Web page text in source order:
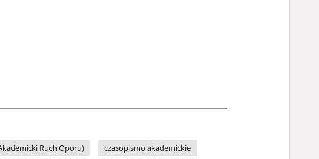
Ruch Oporu) czasopismo akademickie